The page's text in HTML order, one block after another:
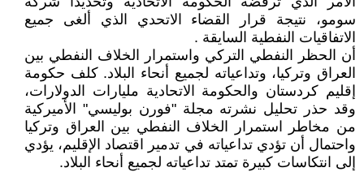
سومو، نتيجة قرار القضاء الاتحدي الذي ألغى جميع
الاتفاقيات النفطية السايقة .
أن الحظر النفطي التركي واستمرار الخلاف النفطي بين
العراق وتركيا، وتداعياته لجميع أنحاء البلاد. كلف حكومة
إقليم كردستان والحكومة الاتحادية مليارات الدولارات،
وقد حذر تحليل نشرته مجلة "فورن بوليسي" الأميركية
من مخاطر استمرار الخلاف النفطي بين العراق وتركيا
واحتمال أن تؤدي تداعياته في تدمير اقتصاد الإقليم، يؤدي
إلى انتكاسات كبيرة تمتد تداعياته لجميع أنحاء البلاد.